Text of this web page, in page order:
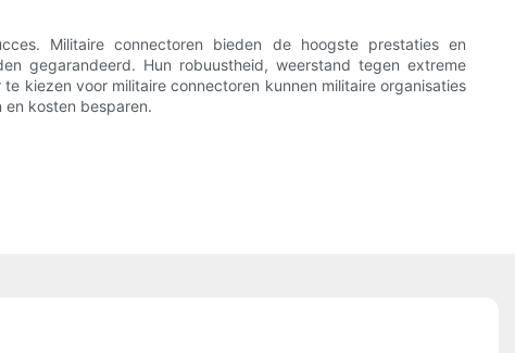
Militaire connectoren bieden de hoogste prestaties en
gegarandeerd. Hun robuustheid, weerstand tegen extreme
kiezen voor militaire connectoren kunnen militaire organisaties
kosten besparen.